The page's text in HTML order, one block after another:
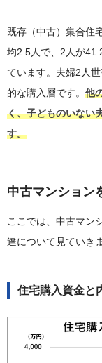
既存（中古）集合住
均2.5人で、2人が
ています。夫婦2人
的な購入層です。 他
く、子どものいない
す。
中古マンション
ここでは、中古マン
達について見ていき
住宅購入資金と